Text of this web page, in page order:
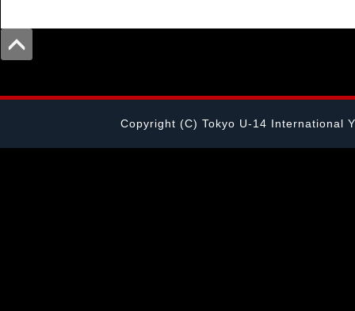
Copyright (C) Tokyo U-14 International